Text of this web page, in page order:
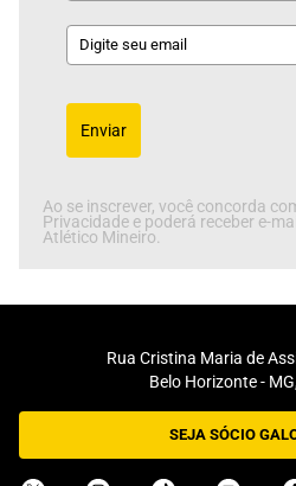
Enviar
Ao se inscrever, você concorda
Privacidade e poderá receber e-
Atlético Mineiro.
Rua Cristina Maria de
Belo Horizonte -
SEJA SÓCIO